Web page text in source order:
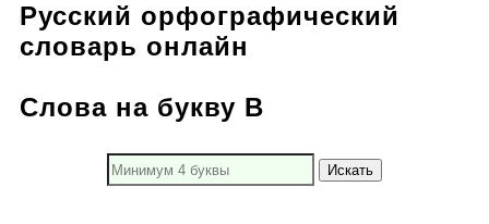
Русский орфографический
словарь онлайн
Слова на букву В
Искать